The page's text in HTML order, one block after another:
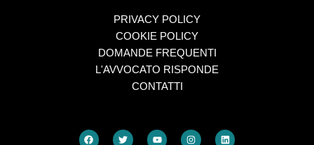
PRIVACY POLICY
COOKIE POLICY
DOMANDE FREQUENTI
L'AVVOCATO RISPONDE
CONTATTI